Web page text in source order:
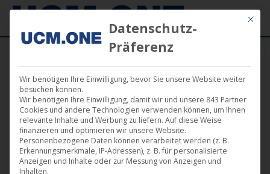
Mit
Datenschutz-
Präferenz
Wir benötigen Ihre Einwilligung, bevor Sie unsere Website weiter
besuchen können.
Wir benötigen Ihre Einwilligung, damit wir und unsere 843 Partner
Cookies und andere Technologien verwenden können, um Ihnen
relevante Inhalte und Werbung zu liefern. Auf diese Weise
finanzieren und optimieren wir unsere Website.
Personenbezogene Daten können verarbeitet werden (z. B.
Erkennungsmerkmale, IP-Adressen), z. B. für personalisierte
Anzeigen und Inhalte oder zur Messung von Anzeigen und
Inhalten.